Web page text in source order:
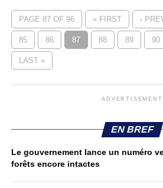
PAGE 87 OF 96 « FIRST ‹
85 86 87 88 89 90
LAST »
ADVERTISEMENT
EN BREF
Le gouvernement lance un numéro
forêts encore intactes